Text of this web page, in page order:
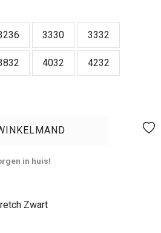
3330 3332
4032 4232
in huis!
Zwart